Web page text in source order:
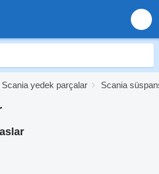
Scania yedek parçalar Scania